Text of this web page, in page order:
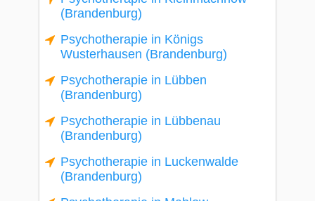
(Brandenburg)
Psychotherapie in Königs
Wusterhausen (Brandenburg)
Psychotherapie in Lübben
(Brandenburg)
Psychotherapie in Lübbenau
(Brandenburg)
Psychotherapie in Luckenwalde
(Brandenburg)